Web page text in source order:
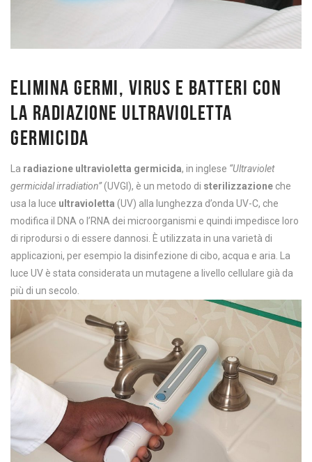
ELIMINA GERMI, VIRUS E BATTERI CON
LA RADIAZIONE ULTRAVIOLETTA
GERMICIDA
La radiazione ultravioletta germicida, in inglese “Ultraviolet
germicidal irradiation”(UVGI), è un metodo di sterilizzazione che
usa la luce ultravioletta (UV) alla lunghezza d’onda UV-C, che
modifica il DNA o l’RNA dei microorganismi e quindi impedisce loro
di riprodursi o di essere dannosi. È utilizzata in una varietà di
applicazioni, per esempio la disinfezione di cibo, acqua e aria. La
luce UV è stata considerata un mutagene a livello cellulare già da
più di un secolo.